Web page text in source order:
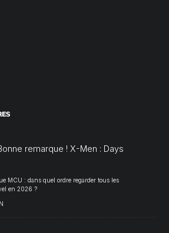
remarque ! X-Men : Days
MCU : dans quel ordre regarder tous les
en 2026 ?